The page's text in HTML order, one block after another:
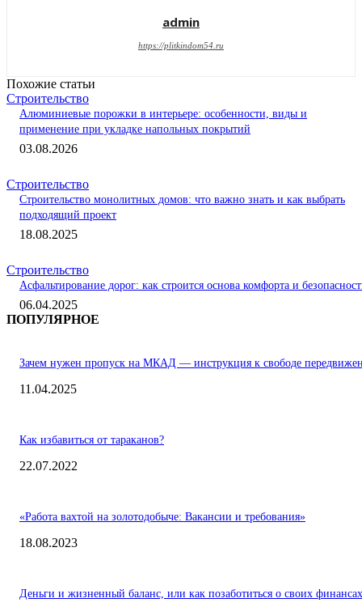
admin
https://plitkindom54.ru
Похожие статьи
Строительство
Алюминиевые порожки в интерьере: особенности, виды и
применение при укладке напольных покрытий
03.08.2026
Строительство
Строительство монолитных домов: что важно знать и как выбрать
подходящий проект
18.08.2025
Строительство
Асфальтирование дорог: как строится основа комфорта и
06.04.2025
ПОПУЛЯРНОЕ
Зачем нужен пропуск на МКАД — инструкция к свободе
11.04.2025
Как избавиться от тараканов?
22.07.2022
«Работа вахтой на золотодобыче: Вакансии и требования»
18.08.2023
Деньги и жизненный баланс, или как позаботиться о своих финансах